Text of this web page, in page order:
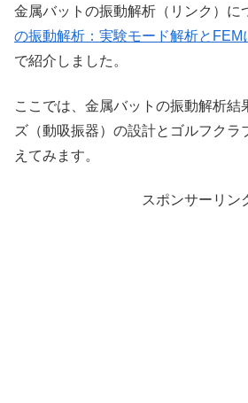
金属バットの振動解析（リンク）に
の振動解析：実験モード解析とFEM
で紹介しました。
ここでは、金属バットの振動解析結
ズ（動吸振器）の設計とゴルフクラ
えてみます。
スポンサーリン